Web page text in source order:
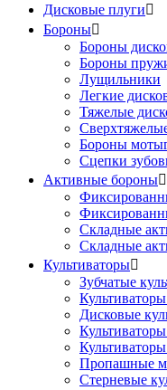
Дисковые плуги
Бороны
Бороны
Бороны
Лущильники
Легкие
Тяжелые
Бороны
Сцепки
Активные бороны
Складные
Складные
Культиваторы
Зубчатые
Дисковые
Пропашные
Стерневые